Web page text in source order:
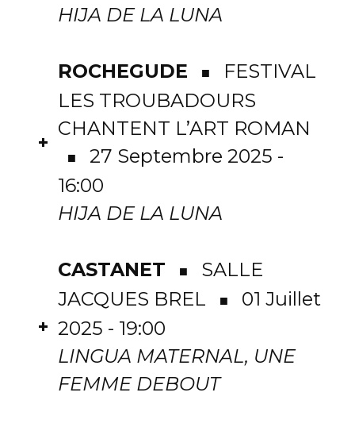
HIJA DE LA LUNA
+
ROCHEGUDE ■
FESTIVAL
LES TROUBADOURS
CHANTENT L’ART ROMAN
■
27 Septembre 2025 -
16:00
HIJA DE LA LUNA
+
CASTANET ■
SALLE
JACQUES BREL
■
01 Juillet
2025 - 19:00
LINGUA MATERNAL, UNE
FEMME DEBOUT